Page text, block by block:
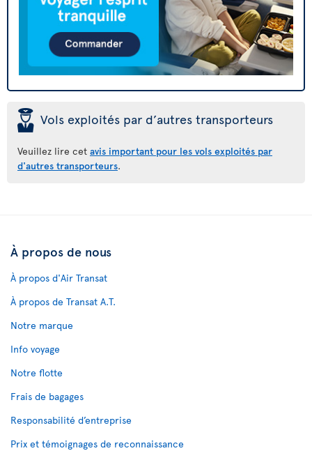
þ Vols exploités par d’autres transporteurs
Veuillez lire cet avis important pour les vols exploités par
d'autres transporteurs.
À propos de nous
À propos d'Air Transat
À propos de Transat A.T.
Notre marque
Info voyage
Notre flotte
Frais de bagages
Responsabilité d’entreprise
Prix et témoignages de reconnaissance